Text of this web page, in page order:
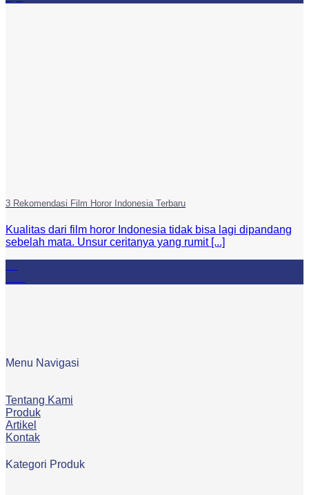
3 Rekomendasi Film Horor Indonesia Terbaru
Kualitas dari film horor Indonesia tidak bisa lagi dipandang
sebelah mata. Unsur ceritanya yang rumit [...]
Menu Navigasi
Tentang Kami
Produk
Artikel
Kontak
Kategori Produk